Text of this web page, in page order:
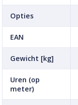
Opties
EAN
Gewicht [kg]
Uren (op
meter)